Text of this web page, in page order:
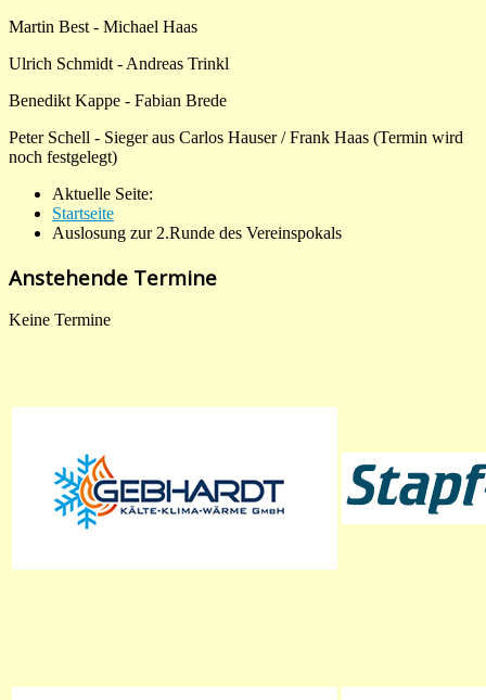
Martin Best - Michael Haas
Ulrich Schmidt - Andreas Trinkl
Benedikt Kappe - Fabian Brede
Peter Schell - Sieger aus Carlos Hauser / Frank Haas (Termin wird
noch festgelegt)
Aktuelle Seite:
Startseite
Auslosung zur 2.Runde des Vereinspokals
Anstehende Termine
Keine Termine